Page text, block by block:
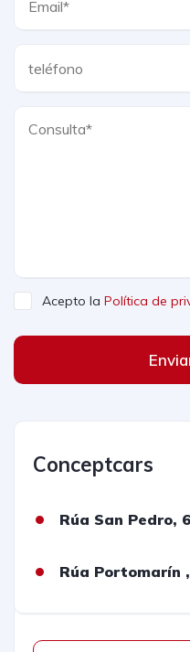
Acepto la Política de
Conceptcars
Rúa San Pedro,
Rúa Portomarín